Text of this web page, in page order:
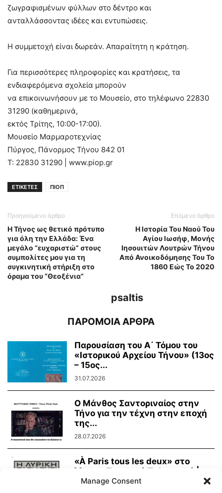
ζωγραφισμένων φύλλων στο δέντρο και
ανταλλάσσοντας ιδέες και εντυπώσεις.
Η συμμετοχή είναι δωρεάν. Απαραίτητη η κράτηση.
Για περισσότερες πληροφορίες και κρατήσεις, τα
ενδιαφερόμενα σχολεία μπορούν
να επικοινωνήσουν με το Μουσείο, στο τηλέφωνο 22830
31290 (καθημερινά,
εκτός Τρίτης, 10:00-17:00).
Μουσείο Μαρμαροτεχνίας
Πύργος, Πάνορμος Τήνου 842 01
Τ: 22830 31290 | www.piop.gr
ΕΤΙΚΕΤΕΣ ΠΙΟΠ
Προηγούμενο άρθρο
Η Τήνος ως θετικό πρότυπο
για όλη την Ελλάδα: Ένα
μεγάλο “ευχαριστώ” στους
συμπολίτες μου για τη
συγκινητική στήριξη στο
όραμα του “Θεοξένια”
Επόμενο άρθρο
Η Ιστορία Του Ναού Του
Αγίου Ιωσήφ, Μονής
Ιησουιτών Λουτρών Τήνου
Από Ανοικοδόμησης Του Το
1860 Εώς Το 2020
psaltis
ΠΑΡΟΜΟΙΑ ΑΡΘΡΑ
Παρουσίαση του Α΄ Τόμου του
«Ιστορικού Αρχείου Τήνου» (13ος
– 15ος...
31.07.2026
Ο Μάνθος Σαντοριναίος στην
Τήνο για την τέχνη στην εποχή
της...
28.07.2026
«À Paris tous les deux» στο
Ίδρυμα Τηνιακού Πολιτισμού |
Παρασκευή...
Manage Consent